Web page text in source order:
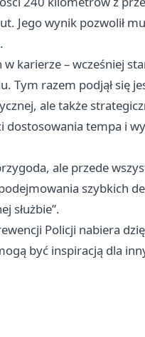
Jego wynik pozwolił
karierze – wcześniej
Tym razem podjął się
ale także
tempa i
ale przede
szybkich
służbie”.
Policji nabiera
być inspiracją dla